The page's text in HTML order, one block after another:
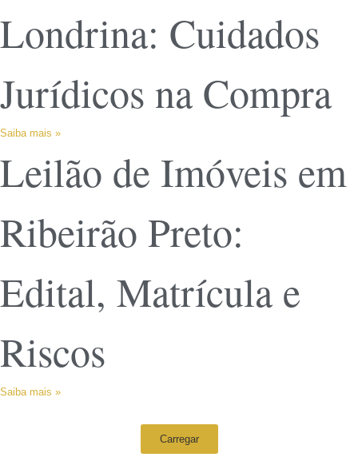
Londrina: Cuidados
Jurídicos na Compra
Saiba mais »
Leilão de Imóveis em
Ribeirão Preto:
Edital, Matrícula e
Riscos
Saiba mais »
Carregar